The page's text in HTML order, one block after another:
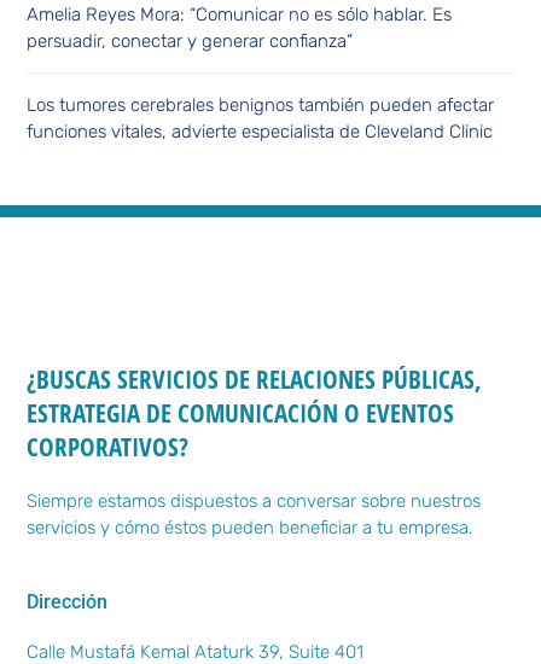
Amelia Reyes Mora: “Comunicar no es sólo hablar. Es
persuadir, conectar y generar confianza”
Los tumores cerebrales benignos también pueden afectar
funciones vitales, advierte especialista de Cleveland Clinic
¿BUSCAS SERVICIOS DE RELACIONES PÚBLICAS,
ESTRATEGIA DE COMUNICACIÓN O EVENTOS
CORPORATIVOS?
Siempre estamos dispuestos a conversar sobre nuestros
servicios y cómo éstos pueden beneficiar a tu empresa.
Dirección
Calle Mustafá Kemal Ataturk 39, Suite 401